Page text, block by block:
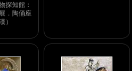
探知館：
．陶俑座
）